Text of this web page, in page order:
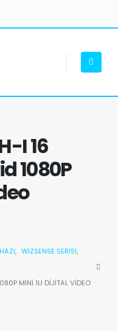
I 16
1080P
, WIZSENSE SERISI,
MINI 1U DIJITAL VIDEO